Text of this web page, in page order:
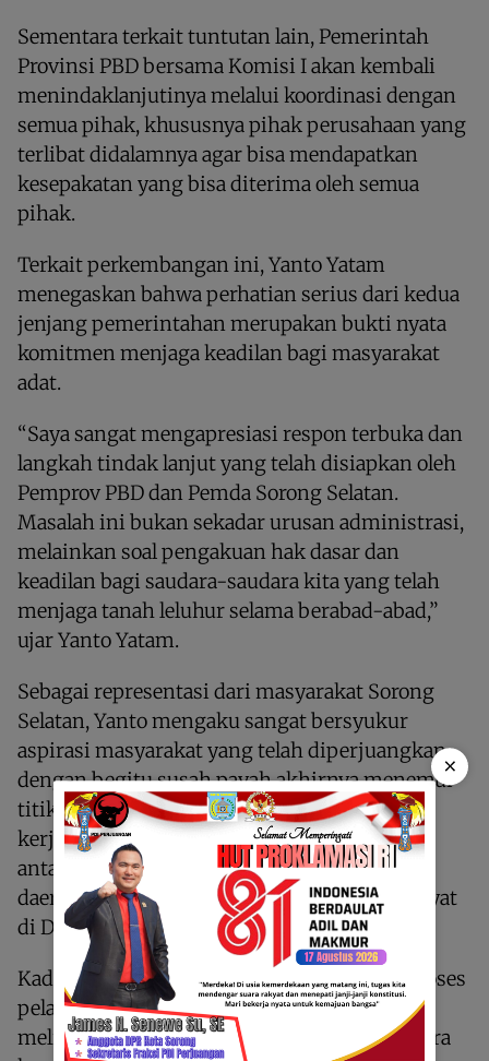
Sementara terkait tuntutan lain, Pemerintah
Provinsi PBD bersama Komisi I akan kembali
menindaklanjutinya melalui koordinasi dengan
semua pihak, khususnya pihak perusahaan yang
terlibat didalamnya agar bisa mendapatkan
kesepakatan yang bisa diterima oleh semua
pihak.
Terkait perkembangan ini, Yanto Yatam
menegaskan bahwa perhatian serius dari kedua
jenjang pemerintahan merupakan bukti nyata
komitmen menjaga keadilan bagi masyarakat
adat.
“Saya sangat mengapresiasi respon terbuka dan
langkah tindak lanjut yang telah disiapkan oleh
Pemprov PBD dan Pemda Sorong Selatan.
Masalah ini bukan sekadar urusan administrasi,
melainkan soal pengakuan hak dasar dan
keadilan bagi saudara-saudara kita yang telah
menjaga tanah leluhur selama berabad-abad,”
ujar Yanto Yatam.
Sebagai representasi dari masyarakat Sorong
Selatan, Yanto mengaku sangat bersyukur
aspirasi masyarakat yang telah diperjuangkan
dengan begitu susah payah akhirnya menemui
titik terang. Tentunya semua itu berkat
kerjasama dan komunikasi yang terjalin baik
antara masyarakat adat bersama pemerintah
daerah termasuk pihaknya sebagai wakil rakyat
di DPR.
Kader Partai Golkar ini pun berharap agar proses
pelaksanaan selanjutnya berjalan transparan,
melibatkan perwakilan masyarakat adat secara
×